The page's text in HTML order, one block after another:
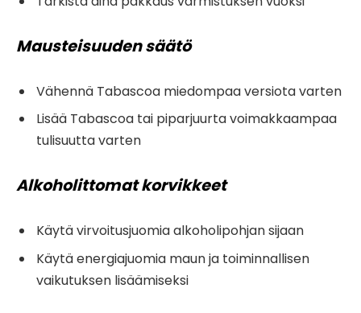
Mausteisuuden säätö
Vähennä Tabascoa miedompaa versiota varten
Lisää Tabascoa tai piparjuurta voimakkaampaa
tulisuutta varten
Alkoholittomat korvikkeet
Käytä virvoitusjuomia alkoholipohjan sijaan
Käytä energiajuomia maun ja toiminnallisen
vaikutuksen lisäämiseksi